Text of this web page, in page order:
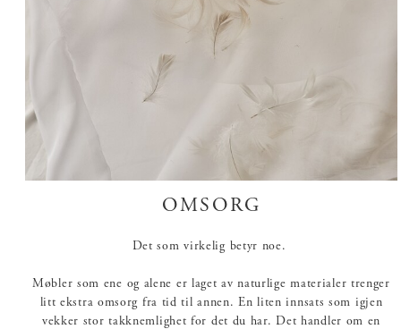
OMSORG
Det som virkelig betyr noe.
Møbler som ene og alene er laget av naturlige materialer trenger
litt ekstra omsorg fra tid til annen. En liten innsats som igjen
vekker stor takknemlighet for det du har. Det handler om en